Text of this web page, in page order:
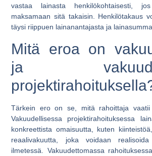
vastaa lainasta henkilökohtaisesti,
maksamaan sitä takaisin. Henkilötakaus
täysi riippuen lainanantajasta ja
Mitä eroa on
ja
Tärkein ero on se, mitä rahoittaja vaatii
Vakuudellisessa projektirahoituksessa
konkreettista omaisuutta, kuten
reaalivakuutta, joka voidaan realisoida
ilmetessä. Vakuudettomassa